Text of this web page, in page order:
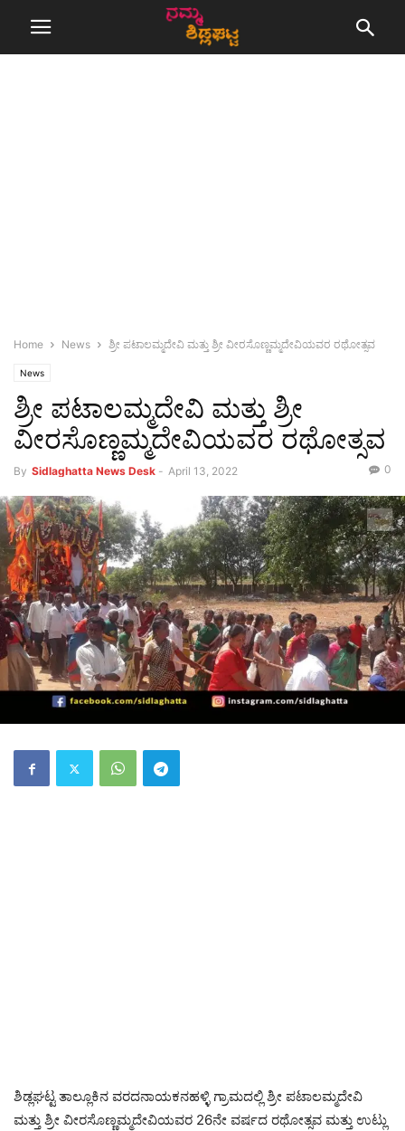
Home News ಶ್ರೀ ಪಟಾಲಮ್ಮದೇವಿ ಮತ್ತು ಶ್ರೀ ವೀರಸೊಣ್ಣಮ್ಮದೇವಿಯವರ ರಥೋತ್ಸವ
News
ಶ್ರೀ ಪಟಾಲಮ್ಮದೇವಿ ಮತ್ತು ಶ್ರೀ
ವೀರಸೊಣ್ಣಮ್ಮದೇವಿಯವರ ರಥೋತ್ಸವ
By Sidlaghatta News Desk - April 13, 2022 0
ಶಿಡ್ಲಘಟ್ಟ ತಾಲ್ಲೂಕಿನ ವರದನಾಯಕನಹಳ್ಳಿ ಗ್ರಾಮದಲ್ಲಿ ಶ್ರೀ ಪಟಾಲಮ್ಮದೇವಿ
ಮತ್ತು ಶ್ರೀ ವೀರಸೊಣ್ಣಮ್ಮದೇವಿಯವರ 26ನೇ ವರ್ಷದ ರಥೋತ್ಸವ ಮತ್ತು ಉಟ್ಲು